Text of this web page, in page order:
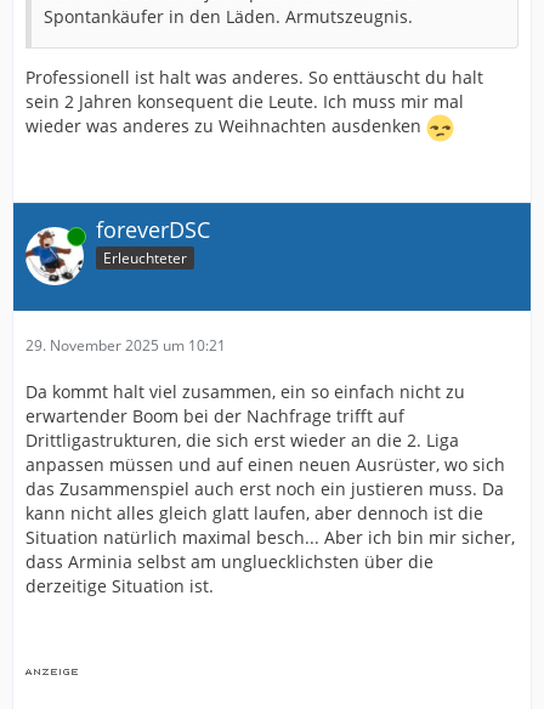
Spontankäufer in den Läden. Armutszeugnis.
Professionell ist halt was anderes. So enttäuscht du halt
sein 2 Jahren konsequent die Leute. Ich muss mir mal
wieder was anderes zu Weihnachten ausdenken
Online foreverDSC
Erleuchteter
29. November 2025 um 10:21
Da kommt halt viel zusammen, ein so einfach nicht zu
erwartender Boom bei der Nachfrage trifft auf
Drittligastrukturen, die sich erst wieder an die 2. Liga
anpassen müssen und auf einen neuen Ausrüster, wo sich
das Zusammenspiel auch erst noch ein justieren muss. Da
kann nicht alles gleich glatt laufen, aber dennoch ist die
Situation natürlich maximal besch... Aber ich bin mir sicher,
dass Arminia selbst am ungluecklichsten über die
derzeitige Situation ist.